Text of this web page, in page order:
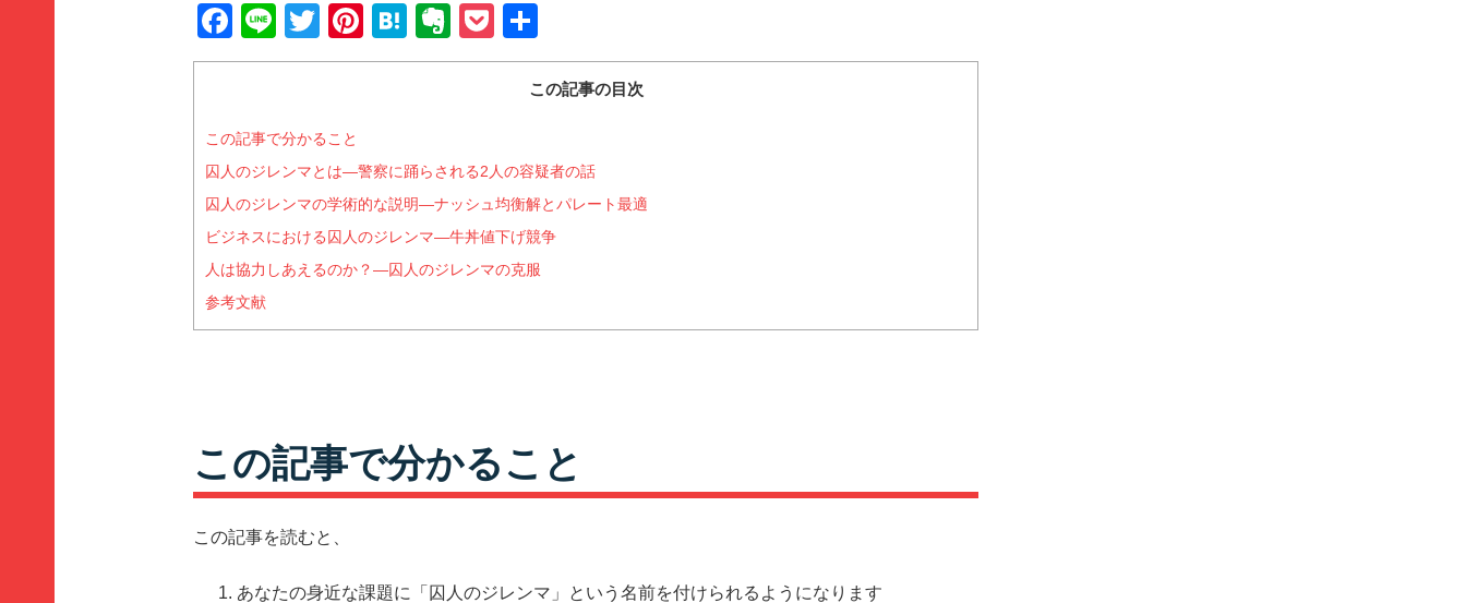
Facebook
LineTwitterPinterest
Hatena
Evernote
Pocket
有
この記事の目次
この記事で分かること
囚人のジレンマとは―警察に踊らされる2人の容疑者の話
囚人のジレンマの学術的な説明―ナッシュ均衡解とパレート最適
ビジネスにおける囚人のジレンマ―牛丼値下げ競争
人は協力しあえるのか？―囚人のジレンマの克服
参考文献
この記事で分かること
この記事を読むと、
あなたの身近な課題に「囚人のジレンマ」という名前を付けられるようになります